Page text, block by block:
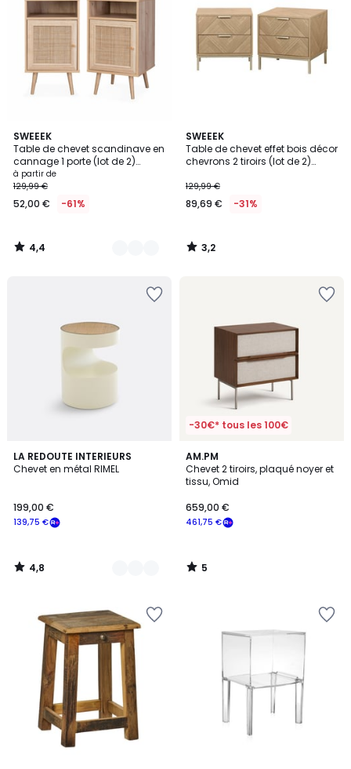
SWEEEK
Table de chevet scandinave en
cannage 1 porte (lot de 2)
BOHÈME
à partir de
129,99 €
52,00 € -61%
4,4
/ 5
4
Couleurs
4,4
/
SWEEEK
Table de chevet effet bois décor
chevrons 2 tiroirs (lot de 2)
129,99 €
89,69 € -31%
3,2
/ 5
3,2
/
LA REDOUTE INTERIEURS
Chevet en métal RIMEL
139,75 €
199,00 €
4,8
/ 5
3
Couleurs
4,8
/
-30€* tous les 100€
AM.PM
Chevet 2 tiroirs, plaqué noyer et
tissu, Omid
461,75 €
659,00 €
5
/
5
5
/